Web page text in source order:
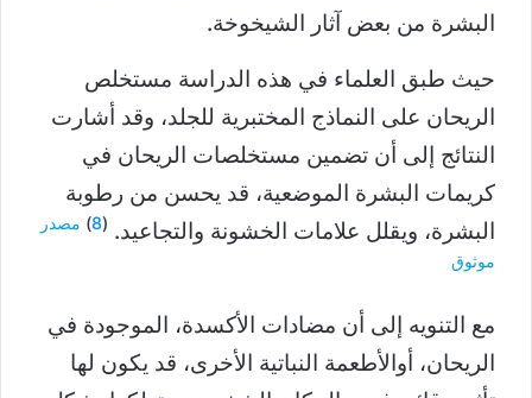
البشرة من بعض آثار الشيخوخة.
حيث طبق العلماء في هذه الدراسة مستخلص
الريحان على النماذج المختبرية للجلد، وقد أشارت
النتائج إلى أن تضمين مستخلصات الريحان في
كريمات البشرة الموضعية، قد يحسن من رطوبة
البشرة، ويقلل علامات الخشونة والتجاعيد. (
8
) مصدر
موثوق
مع التنويه إلى أن مضادات الأكسدة، الموجودة في
الريحان، أوالأطعمة النباتية الأخرى، قد يكون لها